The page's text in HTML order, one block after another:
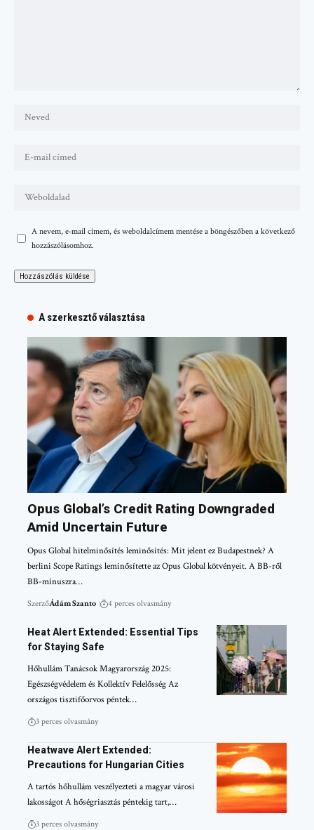
A nevem, e-mail címem, és weboldalcímem mentése a böngészőben a következő
hozzászólásomhoz.
A szerkesztő választása
Opus Global’s Credit Rating Downgraded
Amid Uncertain Future
Opus Global hitelminősítés leminősítés: Mit jelent ez Budapestnek? A
berlini Scope Ratings leminősítette az Opus Global kötvényeit. A BB-ről
BB-mínuszra…
SzerzőÁdám Szanto 4 perces olvasmány
Heat Alert Extended: Essential Tips
for Staying Safe
Hőhullám Tanácsok Magyarország 2025:
Egészségvédelem és Kollektív Felelősség Az
országos tisztifőorvos péntek…
3 perces olvasmány
Heatwave Alert Extended:
Precautions for Hungarian Cities
A tartós hőhullám veszélyezteti a magyar városi
lakosságot A hőségriasztás péntekig tart,…
3 perces olvasmány